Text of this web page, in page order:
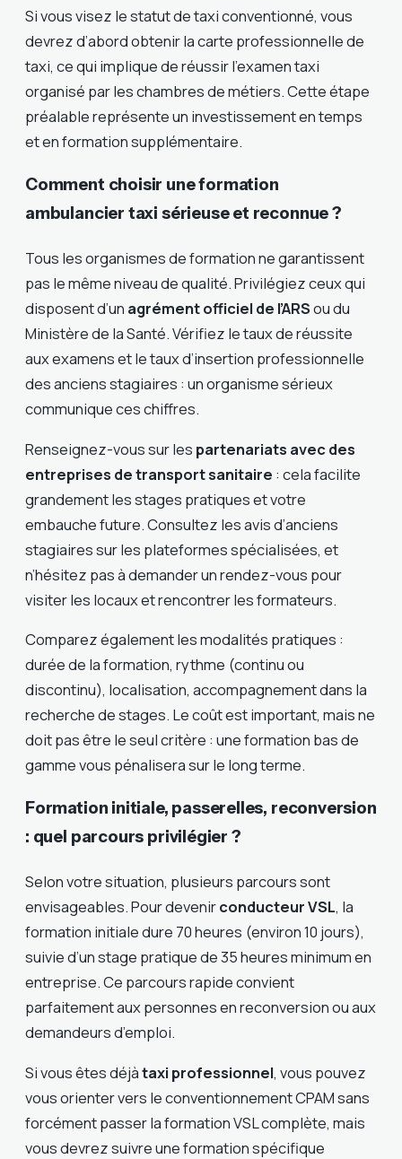
Si vous visez le statut de taxi conventionné, vous
devrez d’abord obtenir la carte professionnelle de
taxi, ce qui implique de réussir l’examen taxi
organisé par les chambres de métiers. Cette étape
préalable représente un investissement en temps
et en formation supplémentaire.
Comment choisir une formation
ambulancier taxi sérieuse et reconnue ?
Tous les organismes de formation ne garantissent
pas le même niveau de qualité. Privilégiez ceux qui
disposent d’un agrément officiel de l’ARSou du
Ministère de la Santé. Vérifiez le taux de réussite
aux examens et le taux d’insertion professionnelle
des anciens stagiaires : un organisme sérieux
communique ces chiffres.
Renseignez-vous sur les partenariats avec des
entreprises de transport sanitaire : cela facilite
grandement les stages pratiques et votre
embauche future. Consultez les avis d’anciens
stagiaires sur les plateformes spécialisées, et
n’hésitez pas à demander un rendez-vous pour
visiter les locaux et rencontrer les formateurs.
Comparez également les modalités pratiques :
durée de la formation, rythme (continu ou
discontinu), localisation, accompagnement dans la
recherche de stages. Le coût est important, mais ne
doit pas être le seul critère : une formation bas de
gamme vous pénalisera sur le long terme.
Formation initiale, passerelles, reconversion
: quel parcours privilégier ?
Selon votre situation, plusieurs parcours sont
envisageables. Pour devenirconducteur VSL, la
formation initiale dure 70 heures (environ 10 jours),
suivie d’un stage pratique de 35 heures minimum en
entreprise. Ce parcours rapide convient
parfaitement aux personnes en reconversion ou aux
demandeurs d’emploi.
Si vous êtes déjàtaxi professionnel, vous pouvez
vous orienter vers le conventionnement CPAM sans
forcément passer la formation VSL complète, mais
vous devrez suivre une formation spécifique